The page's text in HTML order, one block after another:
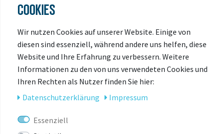
Ridecontrol Dash:
sowie über ein integriertes Farbdisplay. Du kannst die
Reichweite, den Batteriestand und den
Unterstützungsmodus sowie Standard-Raddaten wie
Geschwindigkeit und Entfernung überprüfen, ohne
einen weiteren Bildschirm am E-Bike anbringen zu
müssen. Es verfügt auch über einen ANT+-Anschluss,
Fitnessgeräte anschließen kannst.
COOKIES
Wir nutzen Cookies auf unserer Website. Einige von
diesen sind essenziell, während andere uns helfen, diese
Website und Ihre Erfahrung zu verbessern. Weitere
Informationen zu den von uns verwendeten Cookies und
Ihren Rechten als Nutzer finden Sie hier:
Daten­schutz­erklärung
Impressum
Essenziell